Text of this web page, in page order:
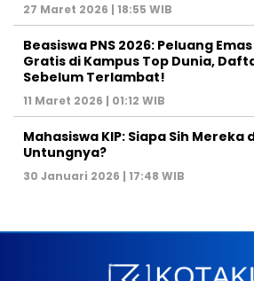
27 Maret 2026 | 18:55 WIB
Beasiswa PNS 2026: Peluang
Gratis di Kampus Top Dunia,
Sebelum Terlambat!
11 Maret 2026 | 01:12 WIB
Mahasiswa KIP: Siapa Sih Mereka
Untungnya?
30 Januari 2026 | 17:48 WIB